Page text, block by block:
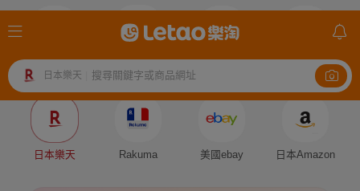
日本樂天 搜尋關鍵字或商品網址
Auction
Fleamarket
mercari
日本樂天 Rakuma 美國ebay 日本Amazon